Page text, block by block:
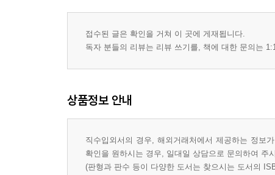
접수된 글은 확인을 거쳐 이 곳에 게재됩니다.
독자 분들의 리뷰는 리뷰 쓰기를, 책에 대한 문의는
상품정보 안내
직수입외서의 경우, 해외거래처에서 제공하는 정보
확인을 원하시는 경우, 일대일 상담으로 문의하여 주
(판형과 판수 등이 다양한 도서는 찾으시는 도서의